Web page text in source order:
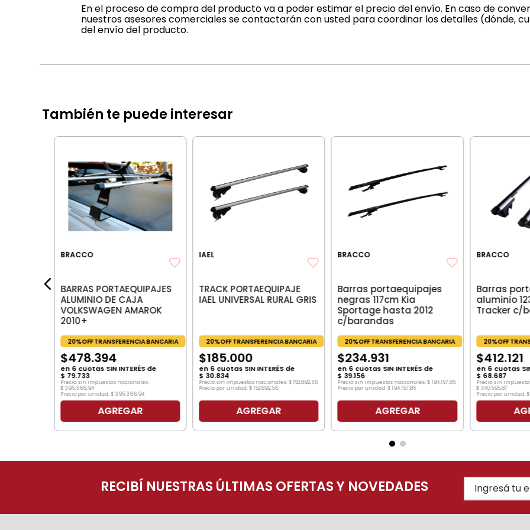
En el proceso de compra del producto va a poder estimar el precio del envío. En caso de
nuestros asesores comerciales se contactarán con usted para coordinar los detalles (dónde,
del envío del producto.
También te puede interesar
BRACCO
BARRAS PORTAEQUIPAJES
ALUMINIO DE CAJA
VOLKSWAGEN AMAROK
2010+
20%OFF TRANSFERENCIA BANCARIA
$478.394
en 6 cuotas SIN INTERÉS de
$ 79.733
Precio sin impuestos nacionales:
$ 395.366,94
Precio por unidad:$ 395.366,94
AGREGAR
IAEL
TRACK PORTAEQUIPAJE
IAEL UNIVERSAL RURAL GRIS
20%OFF TRANSFERENCIA BANCARIA
$185.000
en 6 cuotas SIN INTERÉS de
$ 30.834
Precio sin impuestos nacionales: $ 152.892,56
Precio por unidad: $ 152.892,56
AGREGAR
BRACCO
Barras portaequipajes
negras 117cm Kia
Sportage hasta 2012
c/barandas
20%OFF TRANSFERENCIA BANCARIA
$234.931
en 6 cuotas SIN INTERÉS de
$ 39.156
Precio sin impuestos nacionales: $ 194.157,85
Precio por unidad: $ 194.157,85
AGREGAR
BRACCO
Barras
aluminio
Tracker c/
20%OFF
$412.121
en 6 cuotas
$ 68.687
Precio sin
$ 340.595,87
Precio por unidad:$
RECIBÍ NUESTRAS ÚLTIMAS OFERTAS Y NOVEDADES